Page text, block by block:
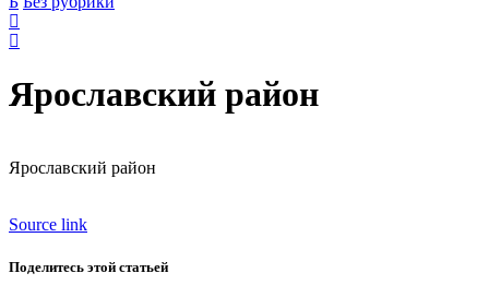
Ярославский район
Ярославский район
Source link
Поделитесь этой статьей